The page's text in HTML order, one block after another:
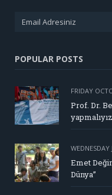
POPULAR POSTS
FRIDAY
Prof. Dr.
WEDNESDAY
Emet
Dünya”